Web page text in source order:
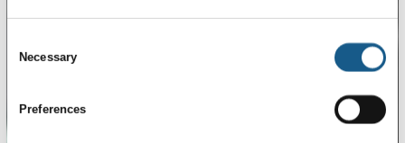
Selection
Necessary
Preferences